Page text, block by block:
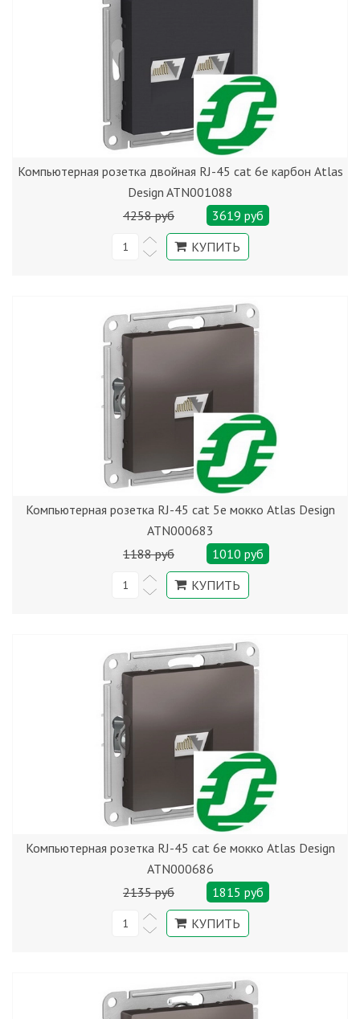
Компьютерная розетка двойная RJ-45 cat 6е карбон Atlas
Design ATN001088
4258 руб
3619 руб
Компьютерная розетка RJ-45 cat 5е мокко Atlas Design
ATN000683
1188 руб
1010 руб
Компьютерная розетка RJ-45 cat 6е мокко Atlas Design
ATN000686
2135 руб
1815 руб